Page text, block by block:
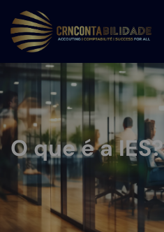
O que é a IES?